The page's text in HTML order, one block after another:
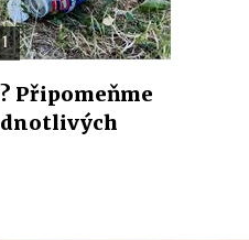
1
Připomeňme